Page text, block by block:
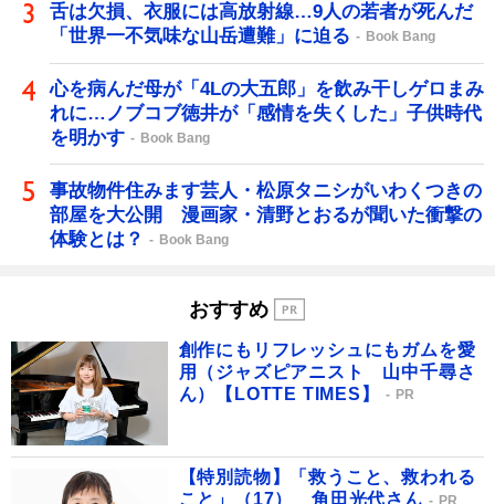
舌は欠損、衣服には高放射線…9人の若者が死んだ
「世界一不気味な山岳遭難」に迫る
Book Bang
心を病んだ母が「4Lの大五郎」を飲み干しゲロまみ
れに…ノブコブ徳井が「感情を失くした」子供時代
を明かす
Book Bang
事故物件住みます芸人・松原タニシがいわくつきの
部屋を大公開 漫画家・清野とおるが聞いた衝撃の
体験とは？
Book Bang
おすすめ
創作にもリフレッシュにもガムを愛
用（ジャズピアニスト 山中千尋さ
ん）【LOTTE TIMES】
PR
【特別読物】「救うこと、救われる
こと」（17） 角田光代さん
PR